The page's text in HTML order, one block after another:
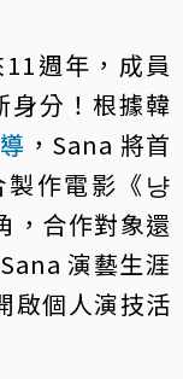
週年，成員
身分！根據韓
，Sana 將首
作電影《냥
，合作對象還
演藝生涯
啟個人演技活